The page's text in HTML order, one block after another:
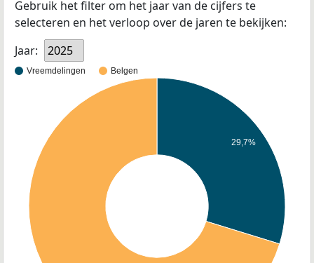
Gebruik het filter om het jaar van de cijfers te
selecteren en het verloop over de jaren te bekijken:
Jaar:
2025
Vreemdelingen Belgen
29,7%